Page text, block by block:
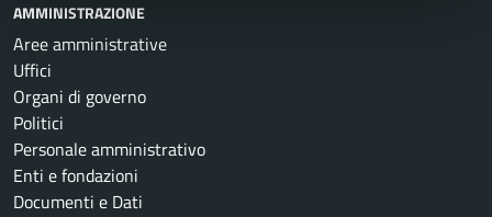
AMMINISTRAZIONE
Aree amministrative
Uffici
Organi di governo
Politici
Personale amministrativo
Enti e fondazioni
Documenti e Dati